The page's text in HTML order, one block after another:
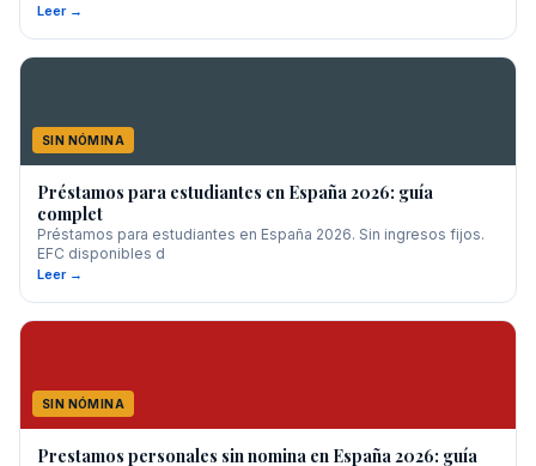
Leer →
SIN NÓMINA
Préstamos para estudiantes en España 2026: guía
complet
Préstamos para estudiantes en España 2026. Sin ingresos fijos.
EFC disponibles d
Leer →
SIN NÓMINA
Prestamos personales sin nomina en España 2026: guía